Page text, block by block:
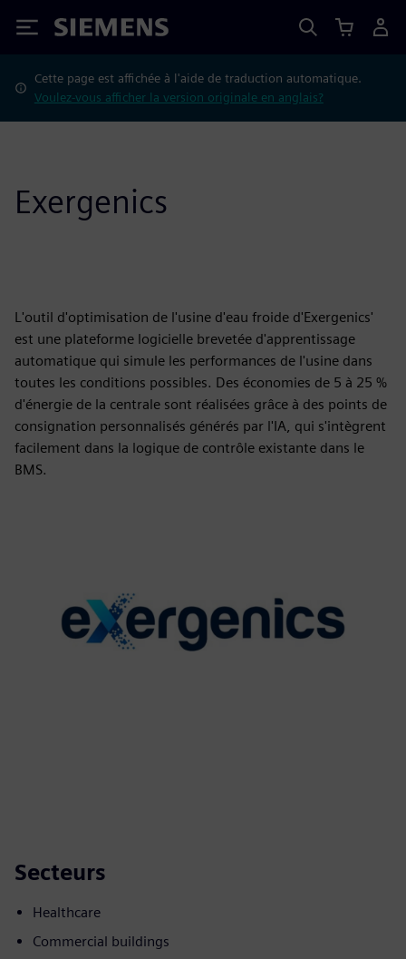
Siemens
Cette page est affichée à l'aide de traduction automatique.
Voulez-vous afficher la version originale en anglais?
Exergenics
L'outil d'optimisation de l'usine d'eau froide d'Exergenics'
est une plateforme logicielle brevetée d'apprentissage
automatique qui simule les performances de l'usine dans
toutes les conditions possibles. Des économies de 5 à 25 %
d'énergie de la centrale sont réalisées grâce à des points de
consignation personnalisés générés par l'IA, qui s'intègrent
facilement dans la logique de contrôle existante dans le
BMS.
Secteurs
Healthcare
Commercial buildings